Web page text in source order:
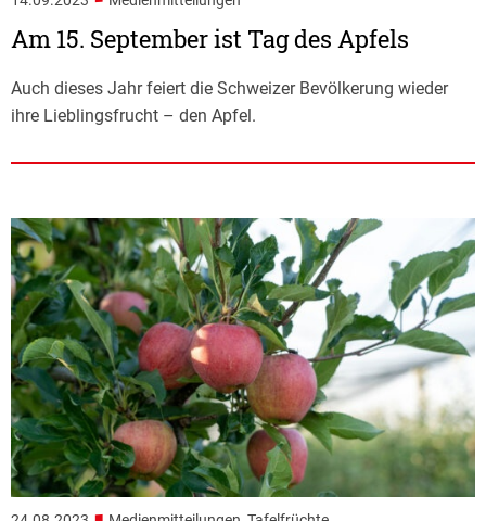
Am 15. September ist Tag des Apfels
Auch dieses Jahr feiert die Schweizer Bevölkerung wieder
ihre Lieblingsfrucht – den Apfel.